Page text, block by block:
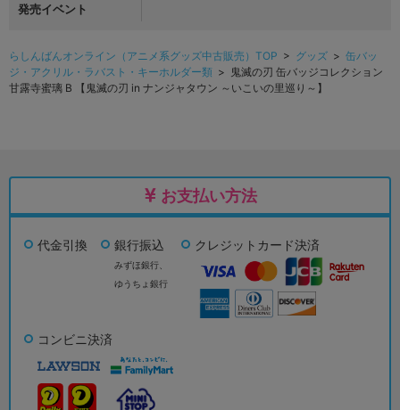
発売イベント
らしんばんオンライン（アニメ系グッズ中古販売）TOP > グッズ > 缶バッ
ジ・アクリル・ラバスト・キーホルダー類 > 鬼滅の刃 缶バッジコレクション
甘露寺蜜璃 B 【鬼滅の刃 in ナンジャタウン ～いこいの里巡り～】
お支払い方法
代金引換 銀行振込
みずほ銀行、
ゆうちょ銀行
クレジットカード決済
コンビニ決済